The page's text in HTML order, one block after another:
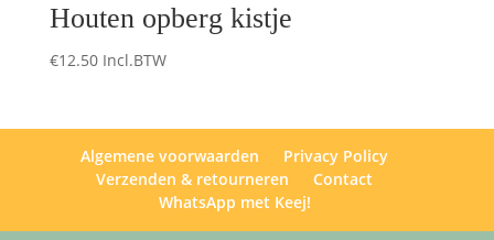
Houten opberg kistje
€12.50 Incl.BTW
Algemene voorwaarden
Privacy Policy
Verzenden & retourneren
Contact
WhatsApp met Keej!